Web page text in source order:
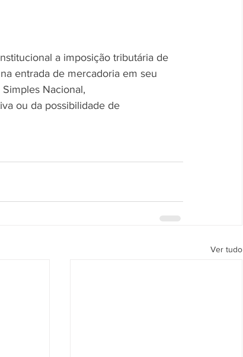
a imposição tributária de
entrada de mercadoria em seu
Nacional,
ou da possibilidade de
Ver tudo